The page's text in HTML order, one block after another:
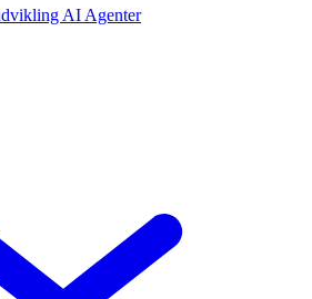
AI Agenter